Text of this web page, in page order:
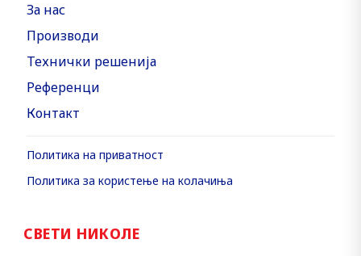
За нас
Производи
Технички решенија
Референци
Контакт
Политика на приватност
Политика за користење на колачиња
СВЕТИ НИКОЛЕ